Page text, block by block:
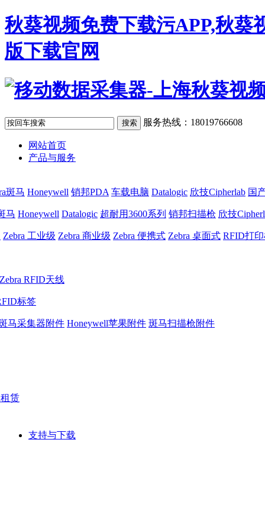
秋葵视频免费下载污APP,秋葵
版下载官网
服务热线：18019766608
网站首页
产品与服务
斑马 Honeywell 销邦PDA 车载电脑 Datalogic 欣技Cipherlab 国
马 Honeywell Datalogic 超耐用3600系列 销邦扫描枪 欣技
Zebra 工业级 Zebra 商业级 Zebra 便携式 Zebra 桌面式 RFID打
Zebra RFID天线
标签
马采集器附件 Honeywell苹果附件 斑马扫描枪附件
赁
支持与下载